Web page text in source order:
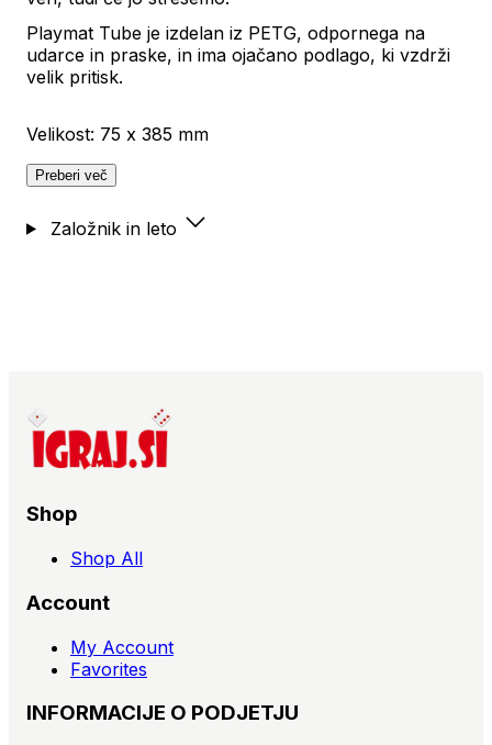
Playmat Tube je izdelan iz PETG, odpornega na
udarce in praske, in ima ojačano podlago, ki vzdrži
velik pritisk.
Velikost: 75 x 385 mm
Preberi več
Založnik in leto
Shop
Shop All
Account
My Account
Favorites
INFORMACIJE O PODJETJU